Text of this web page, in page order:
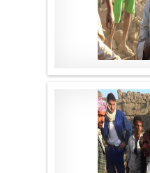
موقع لا الأخباري
.